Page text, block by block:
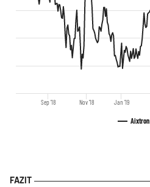
Aixtron
Sep '18 Nov '18 Jan '19